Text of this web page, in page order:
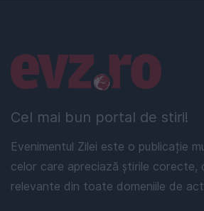
Cel mai bun portal de stiri!
Evenimentul Zilei este o publicație
celor care apreciază știrile corecte,
relevante din toate domeniile de
Linkuri utile